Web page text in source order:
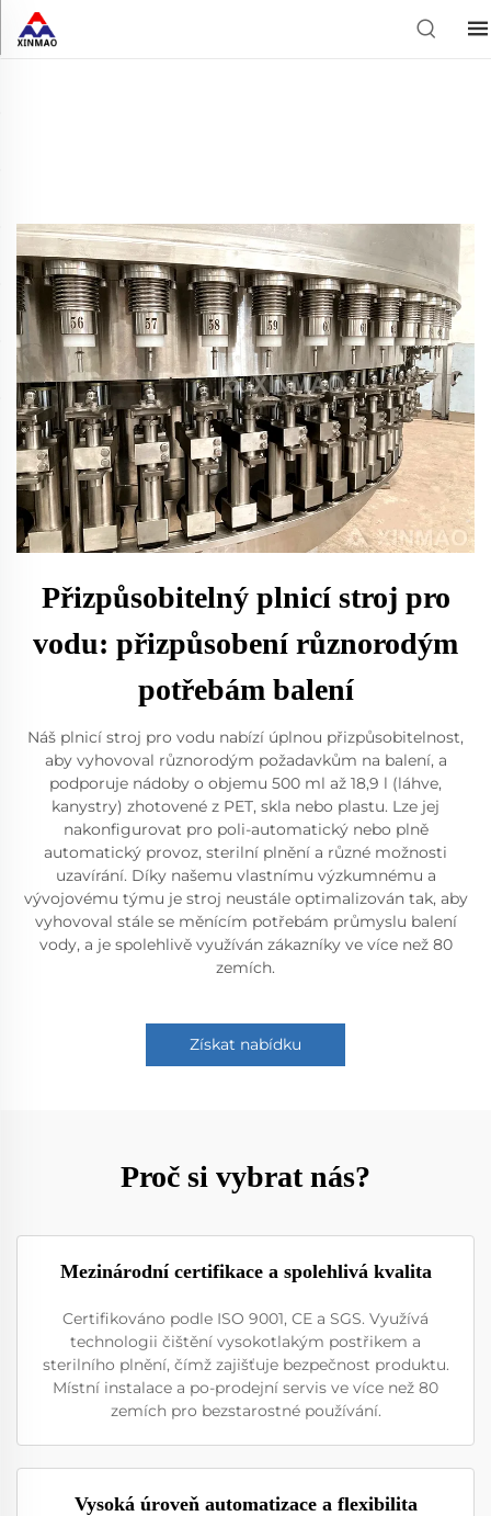
Přizpůsobitelný plnicí stroj pro
vodu: přizpůsobení různorodým
potřebám balení
Náš plnicí stroj pro vodu nabízí úplnou přizpůsobitelnost,
aby vyhovoval různorodým požadavkům na balení, a
podporuje nádoby o objemu 500 ml až 18,9 l (láhve,
kanystry) zhotovené z PET, skla nebo plastu. Lze jej
nakonfigurovat pro poli-automatický nebo plně
automatický provoz, sterilní plnění a různé možnosti
uzavírání. Díky našemu vlastnímu výzkumnému a
vývojovému týmu je stroj neustále optimalizován tak, aby
vyhovoval stále se měnícím potřebám průmyslu balení
vody, a je spolehlivě využíván zákazníky ve více než 80
zemích.
Získat nabídku
Proč si vybrat nás?
Mezinárodní certifikace a spolehlivá kvalita
Certifikováno podle ISO 9001, CE a SGS. Využívá
technologii čištění vysokotlakým postřikem a
sterilního plnění, čímž zajišťuje bezpečnost produktu.
Místní instalace a po-prodejní servis ve více než 80
zemích pro bezstarostné používání.
Vysoká úroveň automatizace a flexibilita